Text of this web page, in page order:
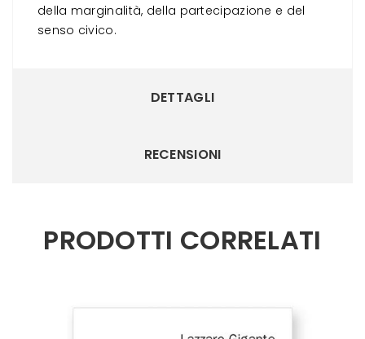
della marginalità, della partecipazione e del
senso civico.
DETTAGLI
RECENSIONI
PRODOTTI CORRELATI